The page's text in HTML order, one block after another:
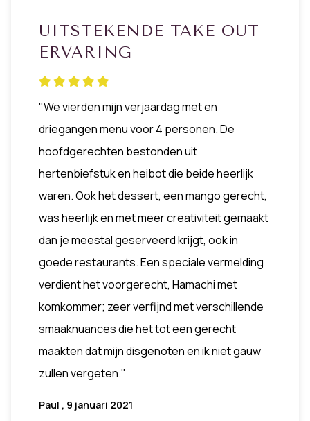
UITSTEKENDE TAKE OUT
ERVARING
"We vierden mijn verjaardag met en
driegangen menu voor 4 personen. De
hoofdgerechten bestonden uit
hertenbiefstuk en heibot die beide heerlijk
waren. Ook het dessert, een mango gerecht,
was heerlijk en met meer creativiteit gemaakt
dan je meestal geserveerd krijgt, ook in
goede restaurants. Een speciale vermelding
verdient het voorgerecht, Hamachi met
komkommer; zeer verfijnd met verschillende
smaaknuances die het tot een gerecht
maakten dat mijn disgenoten en ik niet gauw
zullen vergeten."
Paul , 9 januari 2021